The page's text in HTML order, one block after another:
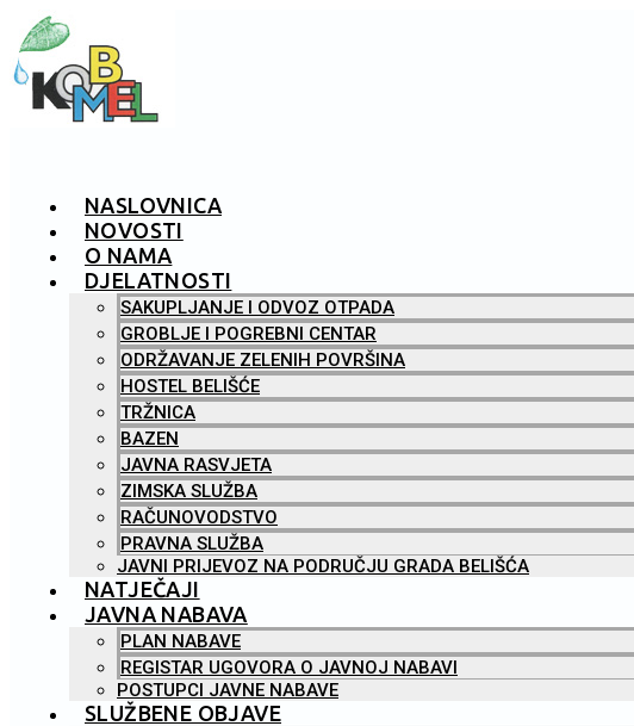
NASLOVNICA
NOVOSTI
O NAMA
DJELATNOSTI
SAKUPLJANJE I ODVOZ OTPADA
GROBLJE I POGREBNI CENTAR
ODRŽAVANJE ZELENIH POVRŠINA
HOSTEL BELIŠĆE
TRŽNICA
BAZEN
JAVNA RASVJETA
ZIMSKA SLUŽBA
RAČUNOVODSTVO
PRAVNA SLUŽBA
JAVNI PRIJEVOZ NA PODRUČJU GRADA BELIŠĆA
NATJEČAJI
JAVNA NABAVA
PLAN NABAVE
REGISTAR UGOVORA O JAVNOJ NABAVI
POSTUPCI JAVNE NABAVE
SLUŽBENE OBJAVE